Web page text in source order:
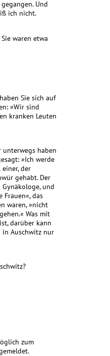
Und
ich nicht.
waren etwa
Sie sich auf
»Wir sind
kranken Leuten
unterwegs haben
»Ich werde
der
gehabt. Der
Gynäkologe, und
Frauen«, das
waren, »nicht
Was mit
darüber kann
in Auschwitz nur
zum